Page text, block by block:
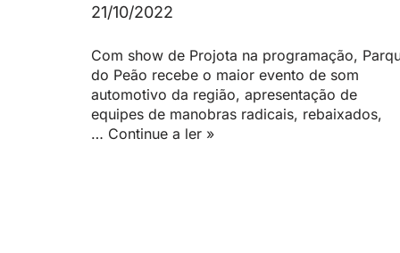
21/10/2022
Com show de Projota na programação,
do Peão recebe o maior evento de som
automotivo da região, apresentação de
equipes de manobras radicais, rebaixados,
… Continue a ler »